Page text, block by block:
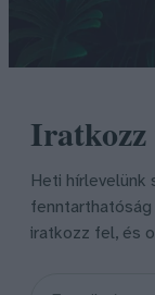
Heti hírlevelünk
iratkozz fel, és